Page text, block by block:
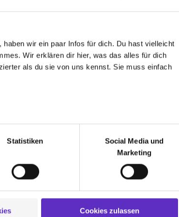
wir ein paar Infos für dich. Du hast vielleicht
Wir erklären dir hier, was das alles für dich
als du sie von uns kennst. Sie muss einfach
um von dir bei Benutzung der
auf unsere Webseite zu analysieren
an unsere Partner für soziale Medien, Werbung
(„Social Media und Marketing“). Unsere
die du ihnen bereitgestellt hast oder die
und Marketing“ bist du auch damit
Statistiken
Social Media und
Marketing
Cookies zulassen
Ausbildung im Ausland zu absolvieren?
Wie groß sind die Chancen nach fertiger
Ausbildung bei Ihnen übernommen zu werden?